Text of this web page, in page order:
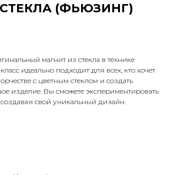
(ФЬЮЗИНГ)
магнит из стекла в технике
идеально подходит для всех, кто хочет
с цветным стеклом и создать
изделие. Вы сможете экспериментировать
свой уникальный дизайн.